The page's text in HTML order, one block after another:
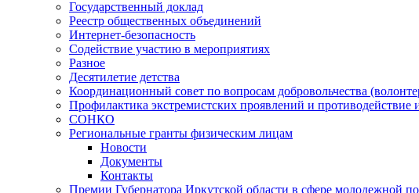
Государственный доклад
Реестр общественных объединений
Интернет-безопасность
Содействие участию в мероприятиях
Разное
Десятилетие детства
Координационный совет по вопросам добровольчества
Профилактика экстремистских проявлений и противодействие
СОНКО
Региональные гранты физическим лицам
Новости
Документы
Контакты
Премии Губернатора Иркутской области в сфере молодежной